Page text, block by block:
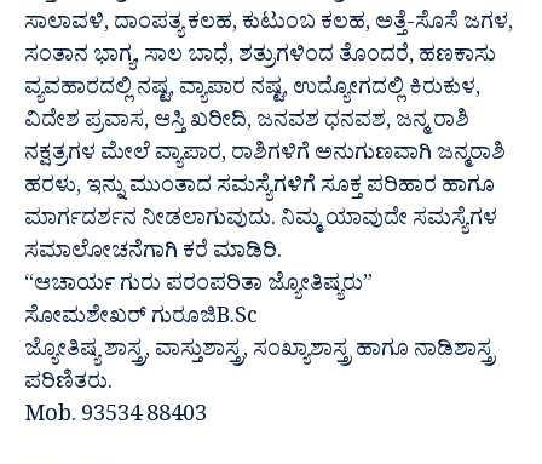
ಸಾಲಾವಳಿ, ದಾಂಪತ್ಯ ಕಲಹ, ಕುಟುಂಬ ಕಲಹ, ಅತ್ತೆ-ಸೊಸೆ ಜಗಳ,
ಸಂತಾನ ಭಾಗ್ಯ, ಸಾಲ ಬಾಧೆ, ಶತ್ರುಗಳಿಂದ ತೊಂದರೆ, ಹಣಕಾಸು
ವ್ಯವಹಾರದಲ್ಲಿ ನಷ್ಟ, ವ್ಯಾಪಾರ ನಷ್ಟ, ಉದ್ಯೋಗದಲ್ಲಿ ಕಿರುಕುಳ,
ವಿದೇಶ ಪ್ರವಾಸ, ಆಸ್ತಿ ಖರೀದಿ, ಜನವಶ ಧನವಶ, ಜನ್ಮ ರಾಶಿ
ನಕ್ಷತ್ರಗಳ ಮೇಲೆ ವ್ಯಾಪಾರ, ರಾಶಿಗಳಿಗೆ ಅನುಗುಣವಾಗಿ ಜನ್ಮರಾಶಿ
ಹರಳು, ಇನ್ನು ಮುಂತಾದ ಸಮಸ್ಯೆಗಳಿಗೆ ಸೂಕ್ತ ಪರಿಹಾರ ಹಾಗೂ
ಮಾರ್ಗದರ್ಶನ ನೀಡಲಾಗುವುದು. ನಿಮ್ಮ ಯಾವುದೇ ಸಮಸ್ಯೆಗಳ
ಸಮಾಲೋಚನೆಗಾಗಿ ಕರೆ ಮಾಡಿರಿ.
“ಆಚಾರ್ಯ ಗುರು ಪರಂಪರಿತಾ ಜ್ಯೋತಿಷ್ಯರು”
ಸೋಮಶೇಖರ್ ಗುರೂಜಿB.Sc
ಜ್ಯೋತಿಷ್ಯ ಶಾಸ್ತ್ರ, ವಾಸ್ತುಶಾಸ್ತ್ರ, ಸಂಖ್ಯಾಶಾಸ್ತ್ರ ಹಾಗೂ ನಾಡಿಶಾಸ್ತ್ರ
ಪರಿಣಿತರು.
Mob. 93534 88403